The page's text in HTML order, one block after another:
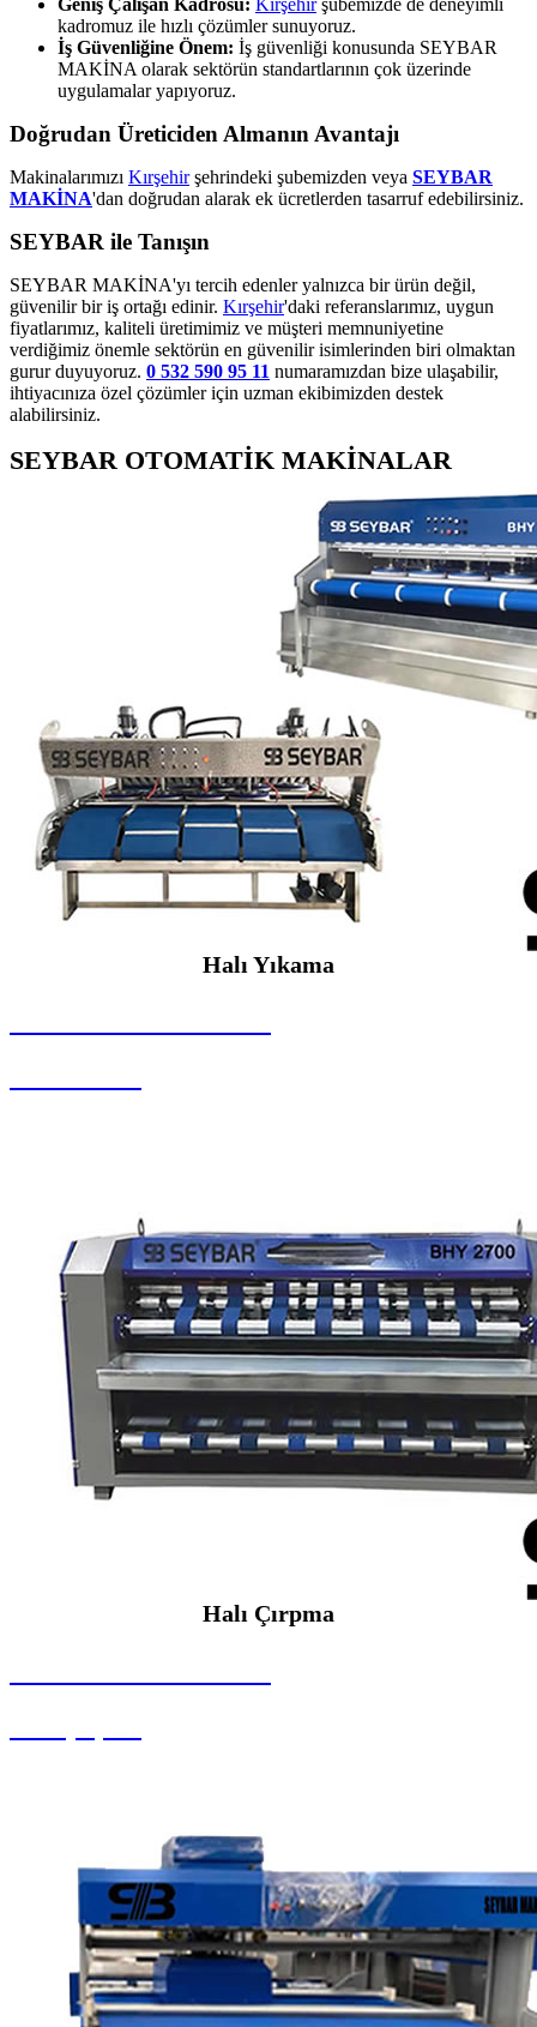
kadromuz ile hızlı çözümler sunuyoruz.
İş Güvenliğine Önem: İş güvenliği konusunda SEYBAR
MAKİNA olarak sektörün standartlarının çok üzerinde
uygulamalar yapıyoruz.
Doğrudan Üreticiden Almanın Avantajı
Makinalarımızı Kırşehirşehrindeki şubemizden veya SEYBAR
MAKİNA'dan doğrudan alarak ek ücretlerden tasarruf edebilirsiniz.
SEYBAR ile Tanışın
SEYBAR MAKİNA'yı tercih edenler yalnızca bir ürün değil,
güvenilir bir iş ortağı edinir. Kırşehir'daki referanslarımız, uygun
fiyatlarımız, kaliteli üretimimiz ve müşteri memnuniyetine
verdiğimiz önemle sektörün en güvenilir isimlerinden biri olmaktan
gurur duyuyoruz. 0 532 590 95 11 numaramızdan bize ulaşabilir,
ihtiyacınıza özel çözümler için uzman ekibimizden destek
alabilirsiniz.
SEYBAR OTOMATİK MAKİNALAR
Halı Yıkama
Halı Çırpma